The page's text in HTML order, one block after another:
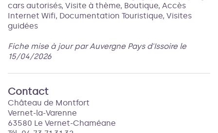
cars autorisés, Visite à thème, Boutique, Accès
Internet Wifi, Documentation Touristique, Visites
guidées
Fiche mise à jour par Auvergne Pays d'Issoire le
15/04/2026
Contact
Château de Montfort
Vernet-la-Varenne
63580 Le Vernet-Chaméane